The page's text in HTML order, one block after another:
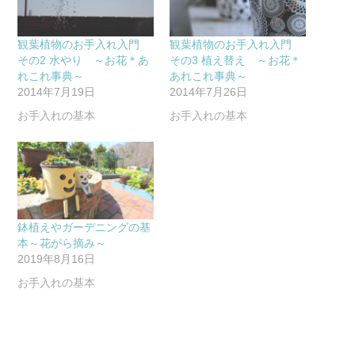
観葉植物のお手入れ入門
その2 水やり ～お花＊あ
れこれ事典～
2014年7月19日
お手入れの基本
観葉植物のお手入れ入門
その3 植え替え ～お花＊
あれこれ事典～
2014年7月26日
お手入れの基本
鉢植えやガーデニングの基
本～花がら摘み～
2019年8月16日
お手入れの基本